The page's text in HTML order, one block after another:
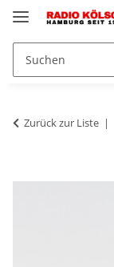
Zurück zur Liste